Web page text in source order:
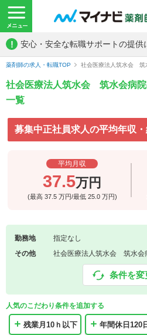
! 安心・安全な転職サポートの提供
薬剤師の求人・転職TOP 社会医療法人筑水会 筑
社会医療法人筑水会 筑水会病
一覧
募集中正社員求人の平均年収
平均月収
37.5万円
(最高 37.5 万円/最低 25.0 万円)
勤務地
指定なし
その他
社会医療法人筑水会 筑水会
条件を変
人気のこだわり条件を追加する
残業月10ｈ以下 年間休日120